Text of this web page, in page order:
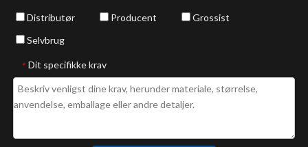
Distributør Producent
Grossist
Selvbrug
* Dit specifikke krav